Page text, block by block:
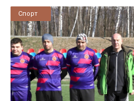
Новини
Спорт